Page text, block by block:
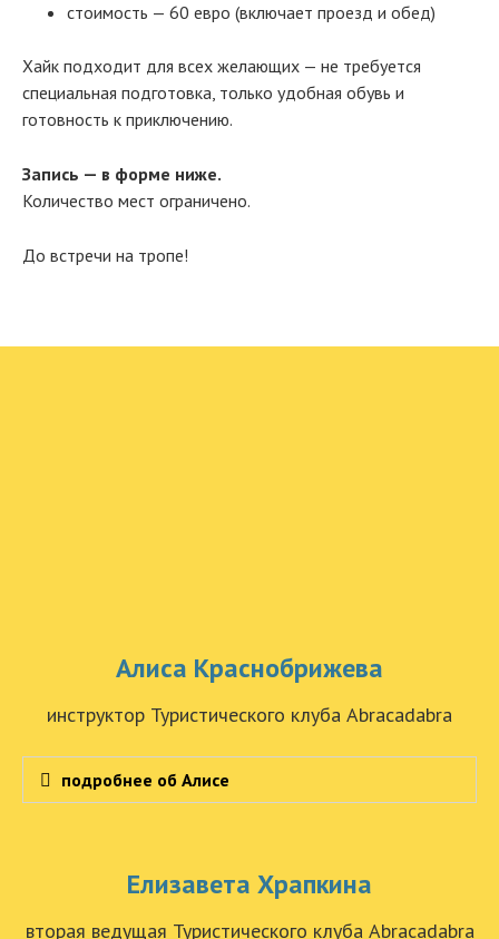
стоимость — 60 евро (включает проезд и обед)
Хайк подходит для всех желающих — не требуется
специальная подготовка, только удобная обувь и
готовность к приключению.
Запись — в форме ниже.
Количество мест ограничено.
До встречи на тропе!
Алиса Краснобрижева
инструктор Туристического клуба Abracadabra
подробнее об Алисе
Елизавета Храпкина
вторая ведущая Туристического клуба Abracadabra